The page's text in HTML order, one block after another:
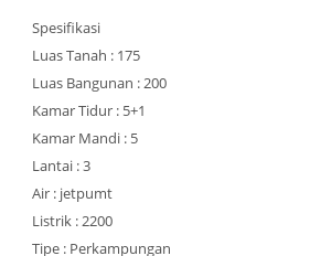
Spesifikasi
Luas Tanah : 175
Luas Bangunan : 200
Kamar Tidur : 5+1
Kamar Mandi : 5
Lantai : 3
Air : jetpumt
Listrik : 2200
Tipe : Perkampungan